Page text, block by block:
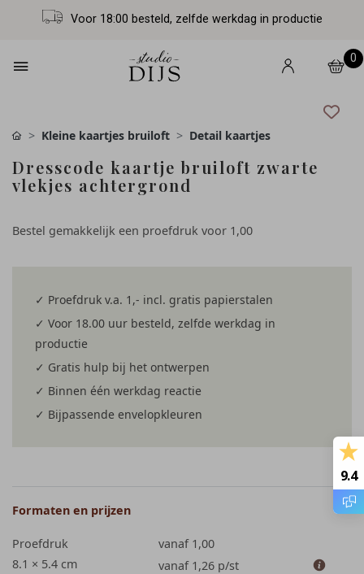
Voor 18:00 besteld, zelfde werkdag in productie
0
Kleine kaartjes bruiloft Detail kaartjes
Dresscode kaartje bruiloft zwarte
vlekjes achtergrond
Bestel gemakkelijk een proefdruk voor 1,00
✓ Proefdruk v.a. 1,- incl. gratis papierstalen
✓ Voor 18.00 uur besteld, zelfde werkdag in
productie
✓ Gratis hulp bij het ontwerpen
✓ Binnen één werkdag reactie
✓ Bijpassende envelopkleuren
Formaten en prijzen
Proefdruk
vanaf 1,00
8.1 × 5.4 cm
vanaf 1,26 p/st
9.4